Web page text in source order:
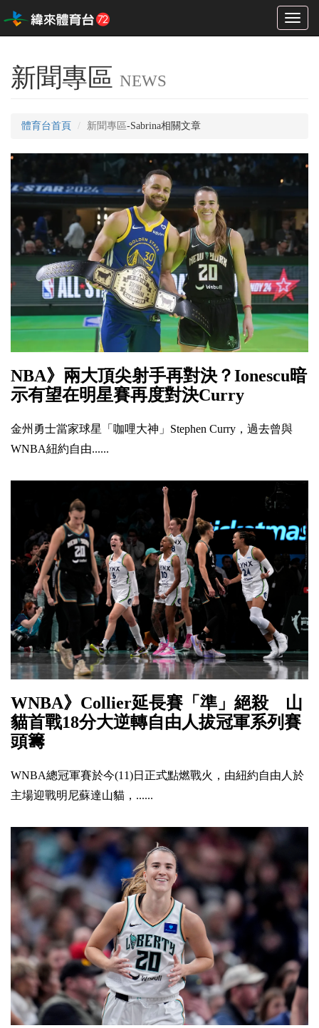
Toggle
新聞專區 NEWS
體育台首頁 新聞專區-Sabrina相關文章
NBA》兩大頂尖射手再對決？Ionescu暗
示有望在明星賽再度對決Curry
金州勇士當家球星「咖哩大神」Stephen Curry，過去曾與
WNBA紐約自由......
WNBA》Collier延長賽「準」絕殺 山
貓首戰18分大逆轉自由人拔冠軍系列賽
頭籌
WNBA總冠軍賽於今(11)日正式點燃戰火，由紐約自由人於
主場迎戰明尼蘇達山貓，......